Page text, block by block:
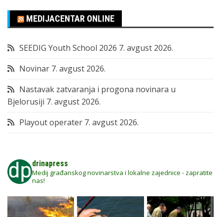
MEDIJACENTAR ONLINE
SEEDIG Youth School 2026 7. avgust 2026.
Novinar 7. avgust 2026.
Nastavak zatvaranja i progona novinara u
Bjelorusiji 7. avgust 2026.
Playout operater 7. avgust 2026.
drinapress
Medij građanskog novinarstva i lokalne zajednice - zapratite
nas!